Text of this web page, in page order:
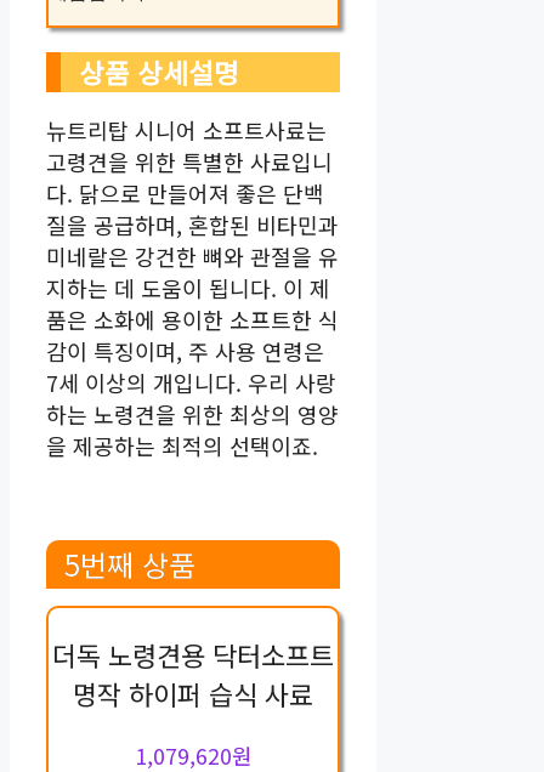
상품 상세설명
뉴트리탑 시니어 소프트사료는
고령견을 위한 특별한 사료입니
다. 닭으로 만들어져 좋은 단백
질을 공급하며, 혼합된 비타민과
미네랄은 강건한 뼈와 관절을 유
지하는 데 도움이 됩니다. 이 제
품은 소화에 용이한 소프트한 식
감이 특징이며, 주 사용 연령은
7세 이상의 개입니다. 우리 사랑
하는 노령견을 위한 최상의 영양
을 제공하는 최적의 선택이죠.
5번째 상품
더독 노령견용 닥터소프트
명작 하이퍼 습식 사료
1,079,620원